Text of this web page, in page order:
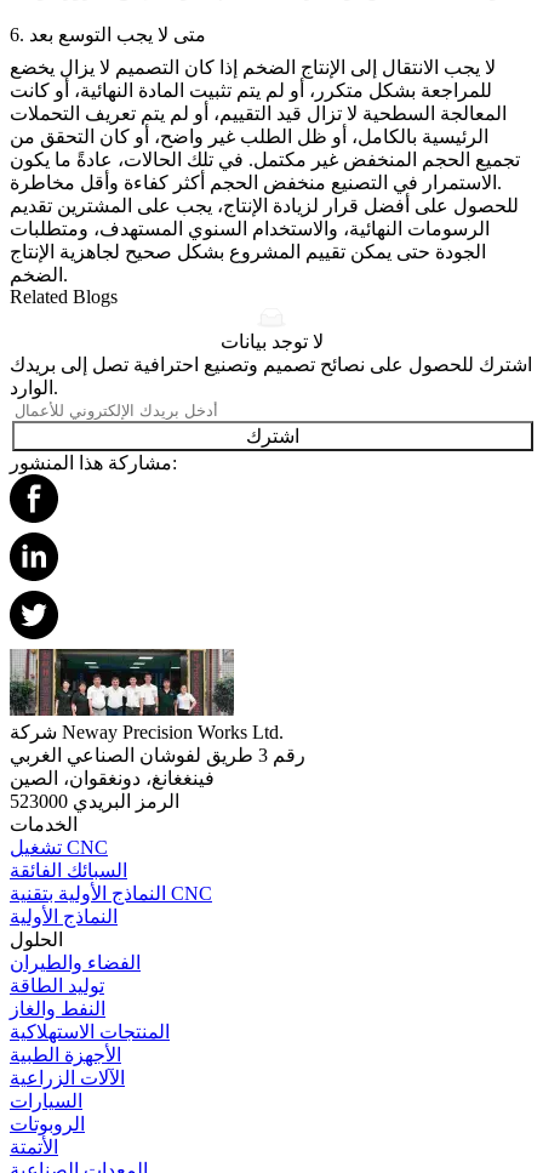
6. متى لا يجب التوسع بعد
لا يجب الانتقال إلى الإنتاج الضخم إذا كان التصميم لا يزال يخضع
للمراجعة بشكل متكرر، أو لم يتم تثبيت المادة النهائية، أو كانت
المعالجة السطحية لا تزال قيد التقييم، أو لم يتم تعريف التحملات
الرئيسية بالكامل، أو ظل الطلب غير واضح، أو كان التحقق من
تجميع الحجم المنخفض غير مكتمل. في تلك الحالات، عادةً ما يكون
الاستمرار في التصنيع منخفض الحجم أكثر كفاءة وأقل مخاطرة.
للحصول على أفضل قرار لزيادة الإنتاج، يجب على المشترين تقديم
الرسومات النهائية، والاستخدام السنوي المستهدف، ومتطلبات
الجودة حتى يمكن تقييم المشروع بشكل صحيح لجاهزية الإنتاج
الضخم.
Related Blogs
لا توجد بيانات
اشترك للحصول على نصائح تصميم وتصنيع احترافية تصل إلى بريدك
الوارد.
اشترك
مشاركة هذا المنشور:
شركة Neway Precision Works Ltd.
رقم 3 طريق لفوشان الصناعي الغربي
فينغغانغ، دونغقوان، الصين
الرمز البريدي 523000
الخدمات
تشغيل CNC
السبائك الفائقة
النماذج الأولية بتقنية CNC
النماذج الأولية
الحلول
الفضاء والطيران
توليد الطاقة
النفط والغاز
المنتجات الاستهلاكية
الأجهزة الطبية
الآلات الزراعية
السيارات
الروبوتات
الأتمتة